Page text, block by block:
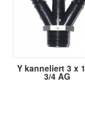
Y kanneliert 3 x
3/4 AG